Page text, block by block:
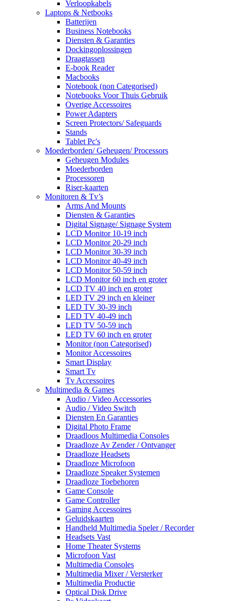
Verloopkabels
Laptops & Netbooks
Batterijen
Business Notebooks
Diensten & Garanties
Dockingoplossingen
Draagtassen
E-book Reader
Macbooks
Notebook (non Categorised)
Notebooks Voor Thuis Gebruik
Overige Accessoires
Power Adapters
Screen Protectors/ Safeguards
Stands
Tablet Pc's
Moederborden/ Geheugen/ Processors
Geheugen Modules
Moederborden
Processoren
Riser-kaarten
Monitoren & Tv’s
Arms And Mounts
Diensten & Garanties
Digital Signage/ Signage System
LCD Monitor 10-19 inch
LCD Monitor 20-29 inch
LCD Monitor 30-39 inch
LCD Monitor 40-49 inch
LCD Monitor 50-59 inch
LCD Monitor 60 inch en groter
LCD TV 40 inch en groter
LED TV 29 inch en kleiner
LED TV 30-39 inch
LED TV 40-49 inch
LED TV 50-59 inch
LED TV 60 inch en groter
Monitor (non Categorised)
Monitor Accessoires
Smart Display
Smart Tv
Tv Accessoires
Multimedia & Games
Audio / Video Accessories
Audio / Video Switch
Diensten En Garanties
Digital Photo Frame
Draadloos Multimedia Consoles
Draadloze Av Zender / Ontvanger
Draadloze Headsets
Draadloze Microfoon
Draadloze Speaker Systemen
Draadloze Toebehoren
Game Console
Game Controller
Gaming Accessoires
Geluidskaarten
Handheld Multimedia Speler / Recorder
Headsets Vast
Home Theater Systems
Microfoon Vast
Multimedia Consoles
Multimedia Mixer / Versterker
Multimedia Productie
Optical Disk Drive